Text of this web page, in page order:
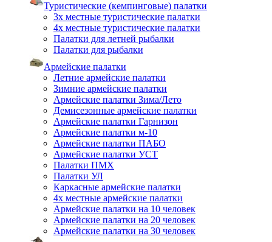
Туристические (кемпинговые) палатки
3х местные туристические палатки
4х местные туристические палатки
Палатки для летней рыбалки
Палатки для рыбалки
Армейские палатки
Летние армейские палатки
Зимние армейские палатки
Армейские палатки Зима/Лето
Демисезонные армейские палатки
Армейские палатки Гарнизон
Армейские палатки м-10
Армейские палатки ПАБО
Армейские палатки УСТ
Палатки ПМХ
Палатки УЛ
Каркасные армейские палатки
4х местные армейские палатки
Армейские палатки на 10 человек
Армейские палатки на 20 человек
Армейские палатки на 30 человек